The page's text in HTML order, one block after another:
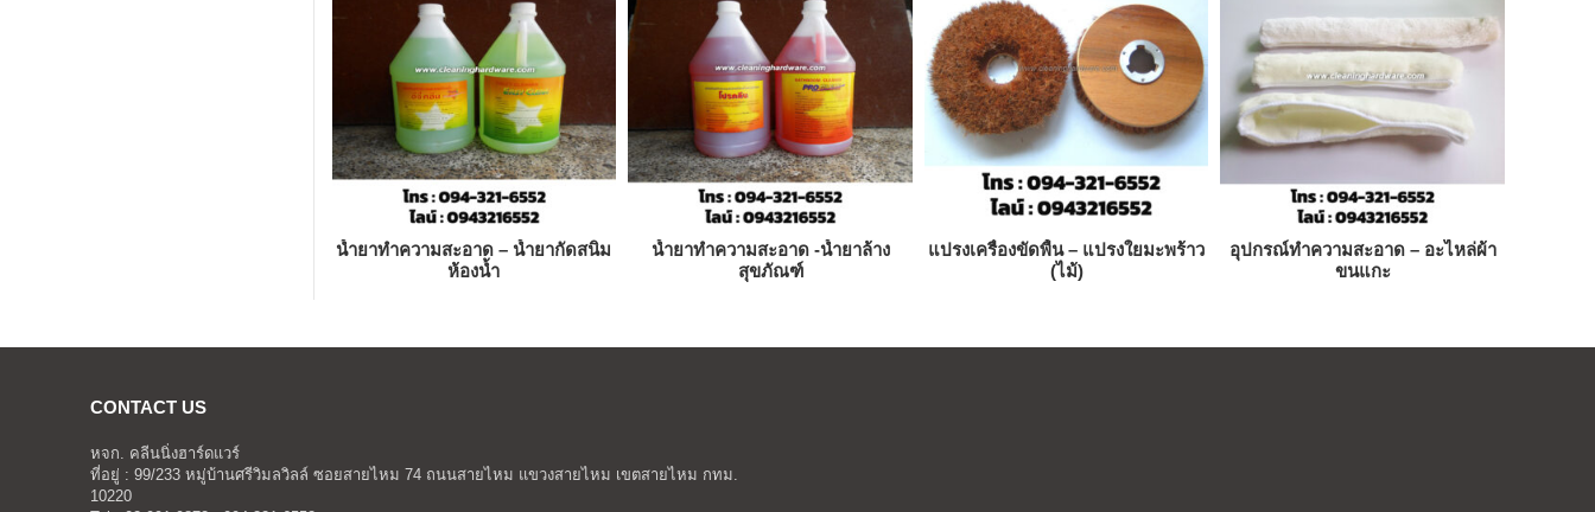
น้ำยาทำความสะอาด – น้ำยากัดสนิม
ห้องน้ำ
น้ำยาทำความสะอาด -น้ำยาล้าง
สุขภัณฑ์
แปรงเครื่องขัดพื้น – แปรงใยมะพร้าว
(ไม้)
อุปกรณ์ทำความสะอาด – อะไหล่ผ้า
ขนแกะ
CONTACT US
หจก. คลีนนิ่งฮาร์ดแวร์
ที่อยู่ : 99/233 หมู่บ้านศรีวิมลวิลล์ ซอยสายไหม 74 ถนนสายไหม แขวงสายไหม เขตสายไหม กทม.
10220